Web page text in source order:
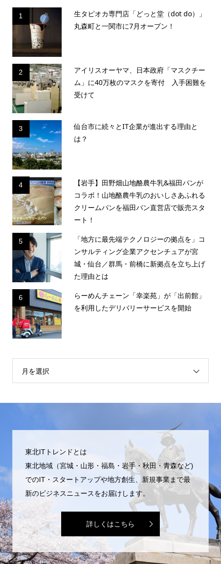
1
生タピオカ専門店「どっと堂（dot do）」
丸森町と一関市に7月オープン！
2
アイリスオーヤマ、日本政府「マスクチー
ム」に40万枚のマスクを寄付 入手困難を
受けて
3
仙台市に続々とIT企業が進出する理由と
は？
4
【岩手】田野畑山地酪農牛乳&福田パンが
コラボ！山地酪農牛乳のおいしさあふれる
クリームパンを福田パン直営店で販売スタ
ート！
5
「地方に最先端テクノロジーの拠点を」コ
ンサルティング企業アクセンチュアが宮
城・仙台／群馬・前橋に新拠点を立ち上げ
た理由とは
6
らーめんチェーン「幸楽苑」が「出前館」
を利用したデリバリーサービスを開始
月を選択
東北ITトレンドとは
東北地域（宮城・山形・福島・岩手・秋田・青森など)
でのIT・スタートアップや地方創生、新規事業まで最
新のビジネスニュースをお届けします。
詳しくはこちら